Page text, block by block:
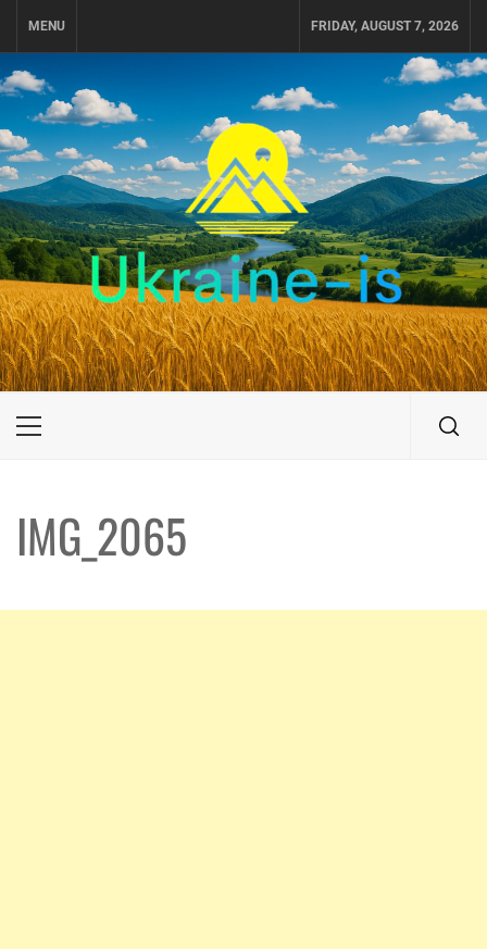
MENU FRIDAY, AUGUST 7, 2026
UKRAINE-IS
ПОДОРОЖI ПО УКРАЇНІ
Primary
IMG_2065